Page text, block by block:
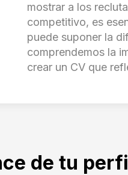
mostrar a los
competitivo, es
puede suponer la
comprendemos la
crear un CV que
de tu